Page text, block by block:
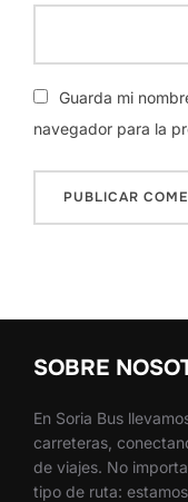
Guarda mi
navegador para la
SOBRE
En Soria Bus
carreteras,
de viajes. No
tipo de ruta: